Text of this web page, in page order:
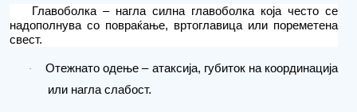
Главоболка – нагла силна главоболка која често се
надополнува со повраќање, вртоглавица или пореметена
свест.
·
Отежнато одење – атаксија, губиток на координација
или нагла слабост.